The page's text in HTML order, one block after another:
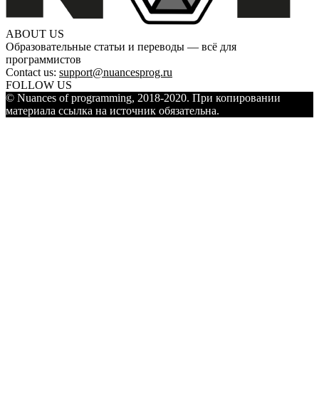
ABOUT US
Образовательные статьи и переводы — всё для
программистов
Contact us: support@nuancesprog.ru
FOLLOW US
© Nuances of programming, 2018-2020. При копировании
материала ссылка на источник обязательна.